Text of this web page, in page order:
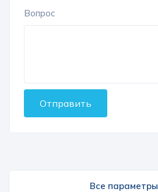
Вопрос
Отправить
Все параметры